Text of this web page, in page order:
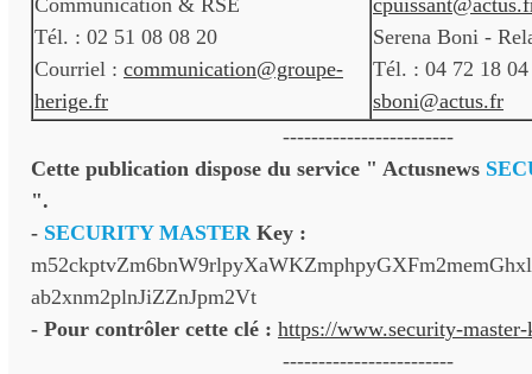
Communication & RSE
Tél. : 02 51 08 08 20
Courriel : communication@groupe-
herige.fr
Serena Boni -
Tél. : 04 72 18
sboni@actus.fr
------------------------
Cette publication dispose du service " Actusnews
".
- SECURITY MASTERKey :
ab2xnm2plnJiZZnJpm2Vt
- Pour contrôler cette clé : https://www.security-master-
------------------------